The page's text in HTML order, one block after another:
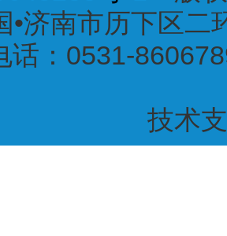
•济南市历下区
话：0531-
技术